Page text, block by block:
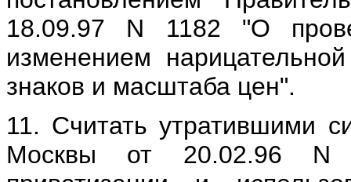
18.09.97 N 1182 "О
изменением
знаков и масштаба цен".
11. Считать утратившими
Москвы от 20.02.96 N